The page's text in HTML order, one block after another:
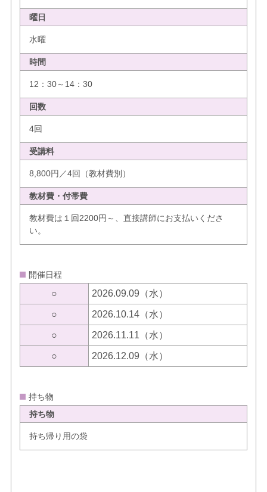
曜日
水曜
時間
12：30～14：30
回数
4回
受講料
8,800円／4回（教材費別）
教材費・付帯費
教材費は１回2200円～、直接講師にお支払いくださ
い。
開催日程
○ 2026.09.09（水）
○ 2026.10.14（水）
○ 2026.11.11（水）
○ 2026.12.09（水）
持ち物
持ち物
持ち帰り用の袋